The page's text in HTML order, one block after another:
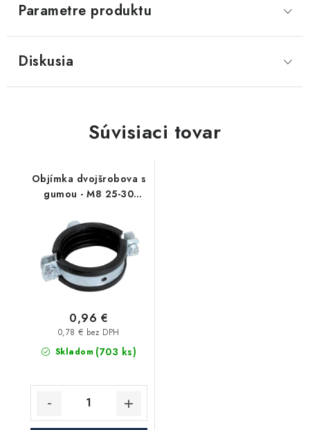
Parametre produktu
Diskusia
Súvisiaci tovar
Objímka dvojšrobova s
gumou - M8 25-30
Skladom (703 ks)
0,78 € bez DPH
0,96 €